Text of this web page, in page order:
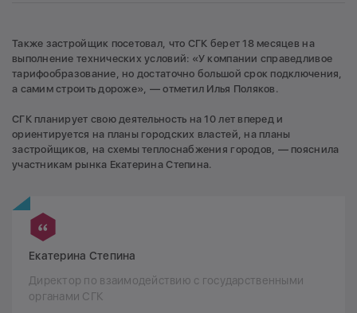
Также застройщик посетовал, что СГК берет 18 месяцев на
выполнение технических условий: «У компании справедливое
тарифообразование, но достаточно большой срок подключения,
а самим строить дороже», — отметил Илья Поляков.
СГК планирует свою деятельность на 10 лет вперед и
ориентируется на планы городских властей, на планы
застройщиков, на схемы теплоснабжения городов, — пояснила
участникам рынка Екатерина Степина.
Екатерина Степина
Директор по взаимодействию с государственными
органами СГК